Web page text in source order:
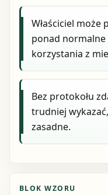
Właściciel może
ponad normalne
korzystania z
Bez protokołu
trudniej
zasadne.
BLOK WZORU